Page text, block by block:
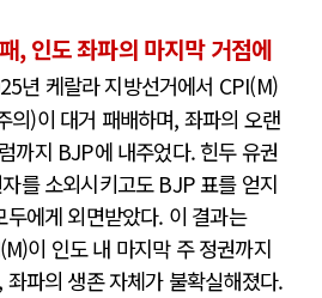
, 인도 좌파의 마지막 거점에
년 케랄라 지방선거에서 CPI(M)
의)이 대거 패배하며, 좌파의 오랜
까지 BJP에 내주었다. 힌두 유권
를 소외시키고도 BJP 표를 얻지
에게 외면받았다. 이 결과는
이 인도 내 마지막 주 정권까지
파의 생존 자체가 불확실해졌다.